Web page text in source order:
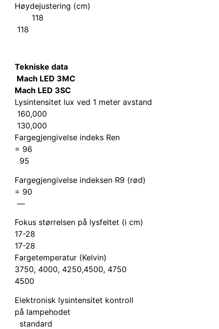
Høydejustering (cm)
118
118
Tekniske data
Mach LED 3MC
Mach LED 3SC
Lysintensitet lux ved 1 meter avstand
160,000
130,000
Fargegjengivelse indeks Ren
= 96
95
Fargegjengivelse indeksen R9 (rød)
= 90
—
Fokus størrelsen på lysfeltet (i cm)
17-28
17-28
Fargetemperatur (Kelvin)
3750, 4000, 4250,4500, 4750
4500
Elektronisk lysintensitet kontroll
på lampehodet
standard